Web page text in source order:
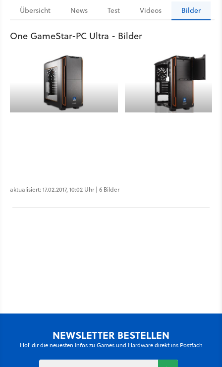
Übersicht News Test Videos Bilder
One GameStar-PC Ultra - Bilder
aktualisiert: 17.02.2017, 10:02 Uhr | 6 Bilder
NEWSLETTER BESTELLEN
Hol' dir die neuesten Infos zu Games und Hardware direkt ins Postfach